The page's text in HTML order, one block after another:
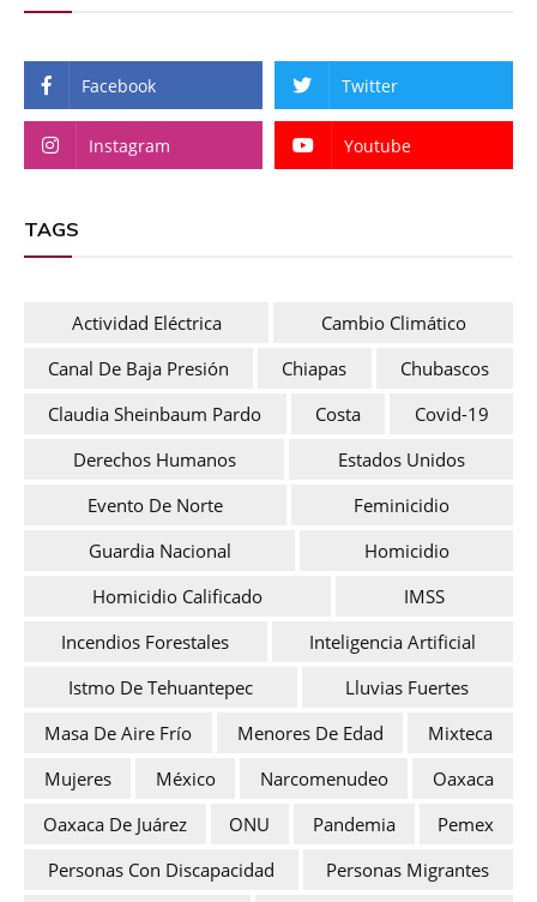
Facebook Twitter
Instagram Youtube
TAGS
Actividad Eléctrica
Cambio Climático
Canal De Baja Presión
Chiapas
Chubascos
Claudia Sheinbaum Pardo
Costa
Covid-19
Derechos Humanos
Estados Unidos
Evento De Norte
Feminicidio
Guardia Nacional
Homicidio
Homicidio Calificado
IMSS
Incendios Forestales
Inteligencia Artificial
Istmo De Tehuantepec
Lluvias Fuertes
Masa De Aire Frío
Menores De Edad
Mixteca
Mujeres
México Narcomenudeo
Oaxaca
Oaxaca De Juárez
ONU Pandemia
Pemex
Personas Con Discapacidad
Personas Migrantes